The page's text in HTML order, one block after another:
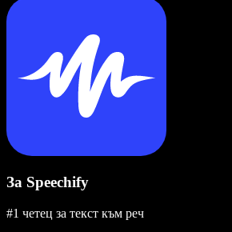
За Speechify
#1 четец за текст към реч